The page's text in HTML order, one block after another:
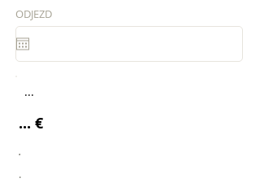
ODJEZD
...
... €
.
.